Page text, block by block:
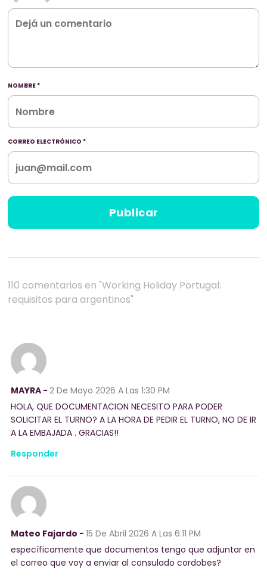
NOMBRE *
CORREO ELECTRÓNICO *
110 comentarios en "Working Holiday Portugal:
requisitos para argentinos"
MAYRA - 2 De Mayo 2026 A Las 1:30 PM
HOLA, QUE DOCUMENTACION NECESITO PARA PODER
SOLICITAR EL TURNO? A LA HORA DE PEDIR EL TURNO, NO DE IR
A LA EMBAJADA . GRACIAS!!
Responder
Mateo Fajardo - 15 De Abril 2026 A Las 6:11 PM
específicamente que documentos tengo que adjuntar en
el correo que voy a enviar al consulado cordobes?